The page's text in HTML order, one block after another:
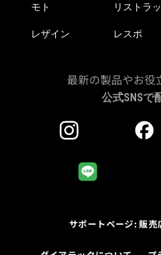
モト リストラ
レザイン レスポ
最新の製品やお役
公式SNSで
サポートページ: 販